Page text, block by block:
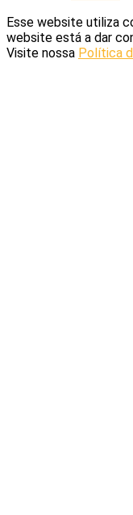
Esse website utiliza
website está a dar
Visite nossa Política